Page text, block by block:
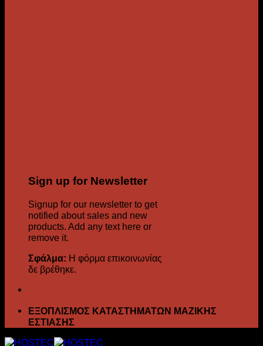
Sign up for Newsletter
Signup for our newsletter to get
notified about sales and new
products. Add any text here or
remove it.
Σφάλμα: Η φόρμα επικοινωνίας
δε βρέθηκε.
ΕΞΟΠΛΙΣΜΟΣ ΚΑΤΑΣΤΗΜΑΤΩΝ ΜΑΖΙΚΗΣ
ΕΣΤΙΑΣΗΣ